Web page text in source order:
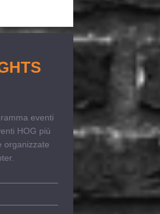
eventi
HOG più
organizzate